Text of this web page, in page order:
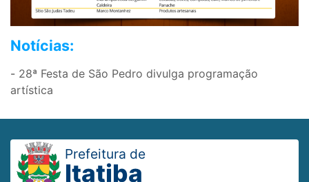
Notícias:
- 28ª Festa de São Pedro divulga programação
artística
Prefeitura de
Itatiba